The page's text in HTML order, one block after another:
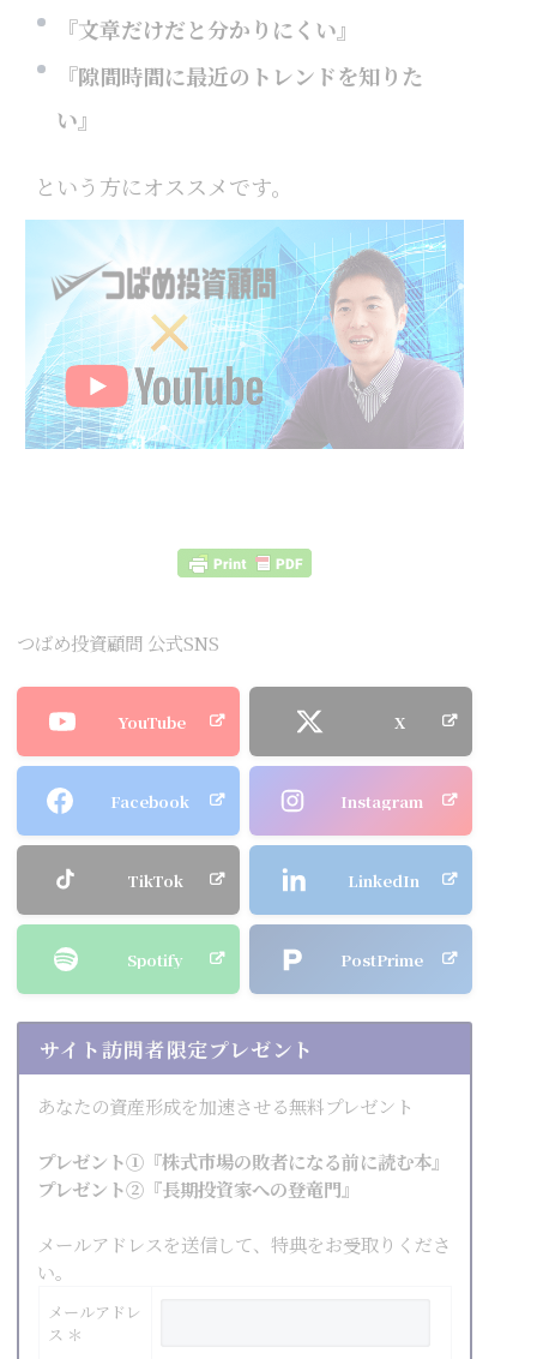
『文章だけだと分かりにくい』
『隙間時間に最近のトレンドを知りた
い』
という方にオススメです。
つばめ投資顧問 公式SNS
YouTube X
Facebook Instagram
TikTok LinkedIn
Spotify PostPrime
サイト訪問者限定プレゼント
あなたの資産形成を加速させる無料プレゼント
プレゼント①『株式市場の敗者になる前に読む本』
プレゼント②『長期投資家への登竜門』
メールアドレスを送信して、特典をお受取りくださ
い。
メールアドレ
ス ＊